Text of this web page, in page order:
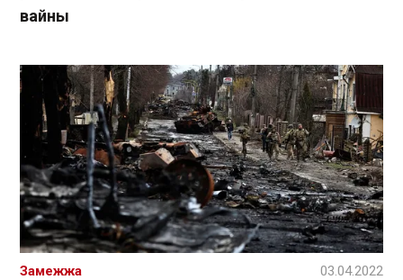
вайны
Замежжа 03.04.2022